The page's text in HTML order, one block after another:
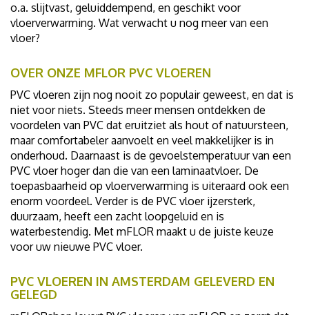
o.a. slijtvast, geluiddempend, en geschikt voor
vloerverwarming. Wat verwacht u nog meer van een
vloer?
OVER ONZE MFLOR PVC VLOEREN
PVC vloeren zijn nog nooit zo populair geweest, en dat is
niet voor niets. Steeds meer mensen ontdekken de
voordelen van PVC dat eruitziet als hout of natuursteen,
maar comfortabeler aanvoelt en veel makkelijker is in
onderhoud. Daarnaast is de gevoelstemperatuur van een
PVC vloer hoger dan die van een laminaatvloer. De
toepasbaarheid op vloerverwarming is uiteraard ook een
enorm voordeel. Verder is de PVC vloer ijzersterk,
duurzaam, heeft een zacht loopgeluid en is
waterbestendig. Met mFLOR maakt u de juiste keuze
voor uw nieuwe PVC vloer.
PVC VLOEREN IN AMSTERDAM GELEVERD EN
GELEGD